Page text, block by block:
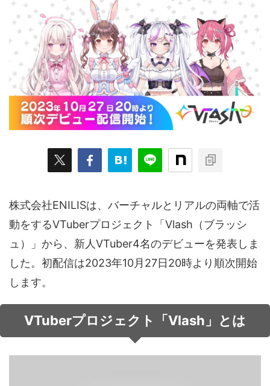
タグ一覧
ARKit BitStar（ぶいらいぶ） CG(2D/3D) esports
Fortnite HMD HoloModels Music NEWS
PR/提供 Roblox Steam TGS VRChat
にじさんじ アウトドア アニメ アプリ
アミューズメント イベント オーディション
キャンペーン クラウドファンディング
ソーシャルVR デジモノ バーチャルYouTuber
仮想通貨/NFT 季節 映画 東京 東雲めぐ
海外
株式会社ENILISは、バーチャルとリアルの両軸で活
動をするVTuberプロジェクト「Vlash（ブラッシ
ュ）」から、新人VTuber4名のデビューを発表しま
した。初配信は2023年10月27日20時より順次開始
します。
VTuberプロジェクト「Vlash」とは